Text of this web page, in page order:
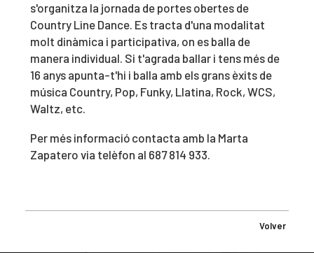
s'organitza la jornada de portes obertes de
Country Line Dance. Es tracta d'una modalitat
molt dinàmica i participativa, on es balla de
manera individual. Si t'agrada ballar i tens més de
16 anys apunta-t'hi i balla amb els grans èxits de
música Country, Pop, Funky, Llatina, Rock, WCS,
Waltz, etc.
Per més informació contacta amb la Marta
Zapatero via telèfon al 687 814 933.
Volver